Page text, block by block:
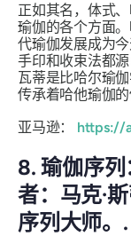
正如其名，体式
瑜伽的各个方面
代瑜伽发展成为
手印和收束法都
瓦蒂是比哈尔瑜
传承着哈他瑜伽
亚马逊： https://
8. 瑜伽序
者：马克·
序列大师。.